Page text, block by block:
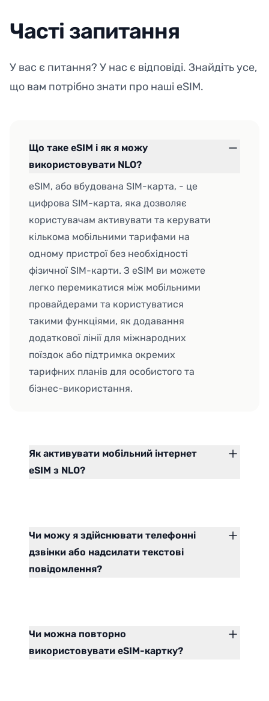
Часті запитання
У вас є питання? У нас є відповіді. Знайдіть усе,
що вам потрібно знати про наші eSIM.
Що таке eSIM і як я можу
використовувати NLO?
eSIM, або вбудована SIM-карта, - це
цифрова SIM-карта, яка дозволяє
користувачам активувати та керувати
кількома мобільними тарифами на
одному пристрої без необхідності
фізичної SIM-карти. З eSIM ви можете
легко перемикатися між мобільними
провайдерами та користуватися
такими функціями, як додавання
додаткової лінії для міжнародних
поїздок або підтримка окремих
тарифних планів для особистого та
бізнес-використання.
Як активувати мобільний інтернет
eSIM з NLO?
Чи можу я здійснювати телефонні
дзвінки або надсилати текстові
повідомлення?
Чи можна повторно
використовувати eSIM-картку?